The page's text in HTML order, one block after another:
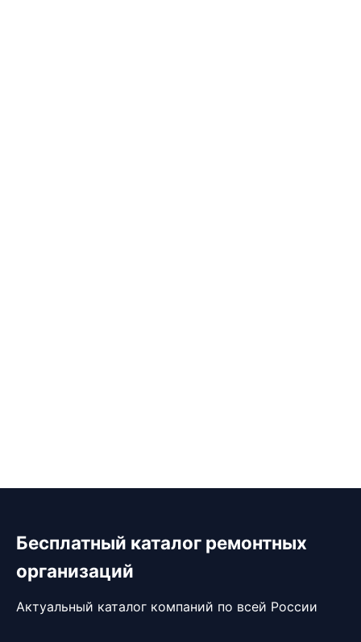
Бесплатный каталог ремонтных
организаций
Актуальный каталог компаний по всей России